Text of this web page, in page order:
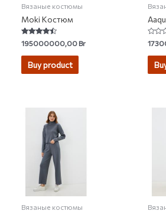
Вязаные костюмы
Moki Костюм
Rated
4.20
out of 5
195000000,00Br
Buy product
Rated
0
out
Вязаные костюмы